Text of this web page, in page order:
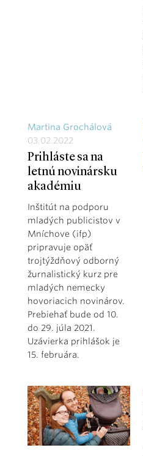
Martina Grochálová
03.02.2022
Prihláste sa na
letnú novinársku
akadémiu
Inštitút na podporu
mladých publicistov v
Mníchove (ifp)
pripravuje opäť
trojtýždňový odborný
žurnalistický kurz pre
mladých nemecky
hovoriacich novinárov.
Prebiehať bude od 10.
do 29. júla 2021.
Uzávierka prihlášok je
15. februára.